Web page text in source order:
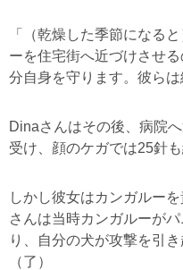
「（乾燥した季節になる
ーを住宅街へ近づけさせ
分自身を守ります。彼らは
Dinaさんはその後、病院
受け、顔のケガでは25針
しかし彼女はカンガルー
さんは当時カンガルーが
り、自分の犬が攻撃を引
（了）